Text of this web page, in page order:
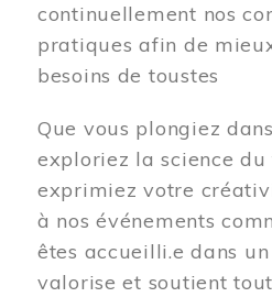
continuellement nos
pratiques afin de
besoins de toustes
Que vous plongiez
exploriez la science du
exprimiez votre
à nos événements
êtes accueilli.e dans
valorise et soutient